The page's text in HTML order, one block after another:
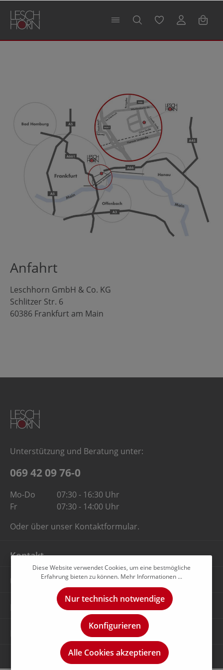
springen
Anfahrt
Leschhorn GmbH & Co. KG
Schlitzer Str. 6
60386 Frankfurt am Main
Unterstützung und Beratung unter:
069 42 09 76-0
Mo-Do
07:30 - 16:30 Uhr
Fr
07:30 - 14:00 Uhr
Oder über unser Kontaktformular.
Kontakt
Unternehmen
Rechtliches
Diese Website verwendet Cookies, um eine bestmögliche
Erfahrung bieten zu können. Mehr Informationen ...
Nur technisch notwendige
Konfigurieren
Alle Cookies akzeptieren